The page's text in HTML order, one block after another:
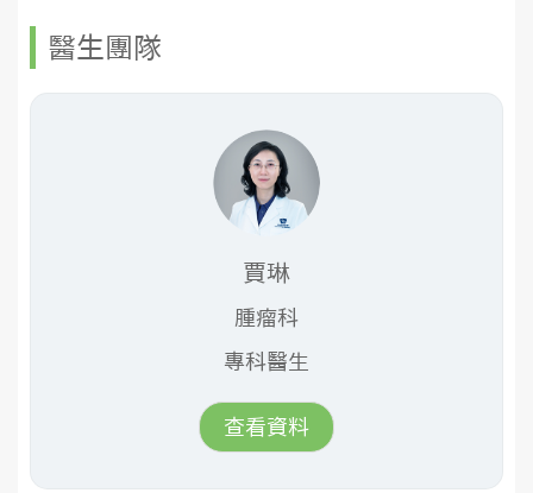
醫生團隊
賈琳
腫瘤科
專科醫生
查看資料